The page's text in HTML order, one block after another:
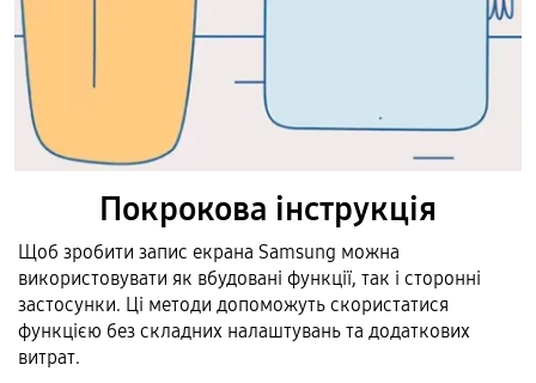
Покрокова інструкція
Щоб зробити запис екрана Samsung можна
використовувати як вбудовані функції, так і сторонні
застосунки. Ці методи допоможуть скористатися
функцією без складних налаштувань та додаткових
витрат.